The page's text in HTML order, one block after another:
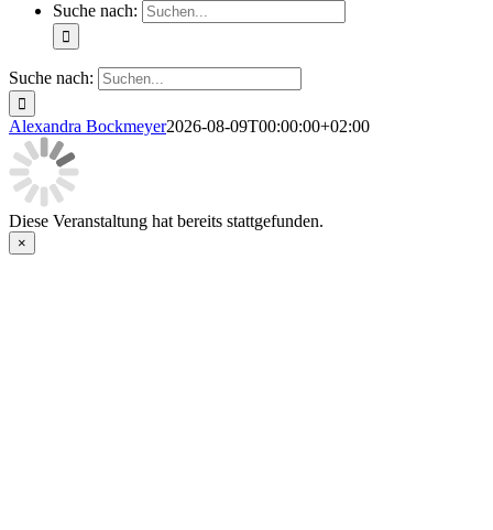
Suche nach:
Suche nach:
Alexandra Bockmeyer2026-08-09T00:00:00+02:00
Diese Veranstaltung hat bereits stattgefunden.
×